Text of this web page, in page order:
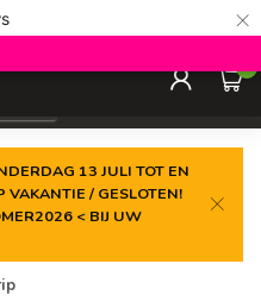
×
0
13 JULI TOT EN
/ GESLOTEN!
< BIJ UW